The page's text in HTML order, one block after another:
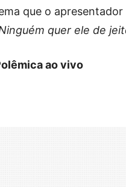
que o
quer ele de
ao vivo